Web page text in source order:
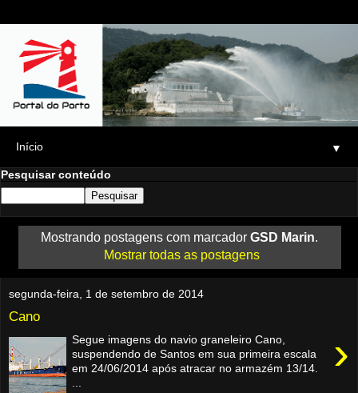
▼
Pesquisar conteúdo
Mostrando postagens com marcador GSD Marin.
Mostrar todas as postagens
segunda-feira, 1 de setembro de 2014
Cano
›
Segue imagens do navio graneleiro Cano,
suspendendo de Santos em sua primeira escala
em 24/06/2014 após atracar no armazém 13/14.